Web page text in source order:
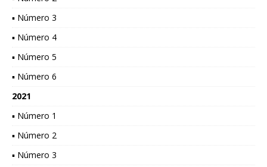
▪ Número 3
▪ Número 4
▪ Número 5
▪ Número 6
2021
▪ Número 1
▪ Número 2
▪ Número 3